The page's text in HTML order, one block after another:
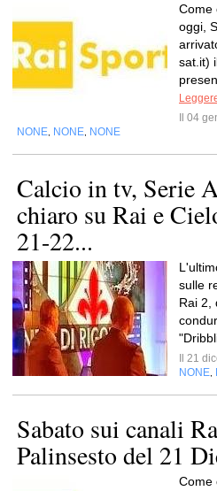
Come
oggi,
sat.it)
Il 04
NONE NONE NONE
Calcio in tv, Serie
chiaro su Rai e
21-22...
sulle
Rai 2,
Il 21
NONE
Sabato sui canali
Palinsesto del 21
Come